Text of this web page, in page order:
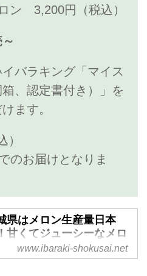
ン 3,200円（税込）
バラキング「マイス
、認定書付き）」を
ます。
のお届けとなりま
県はメロン生産量日本
甘くてジューシーなメロ
今が旬！ - 茨城をたべよ
ばらき食と農のポータル
www.ibaraki-shokusai.net